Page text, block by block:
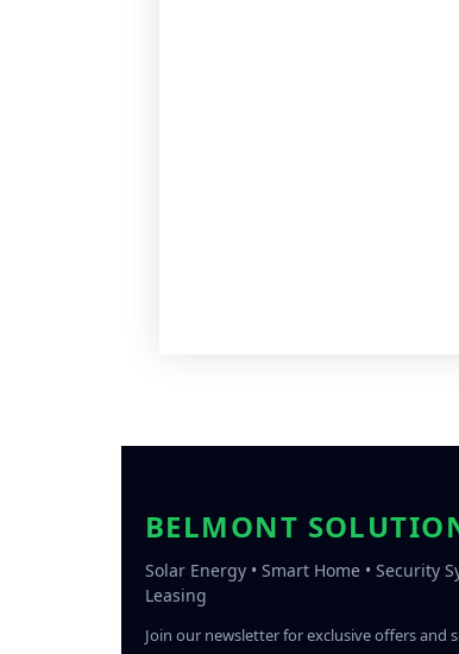
BELMONT
Solar Energy • Smart Home • Security
Leasing
Join our newsletter for exclusive offers and